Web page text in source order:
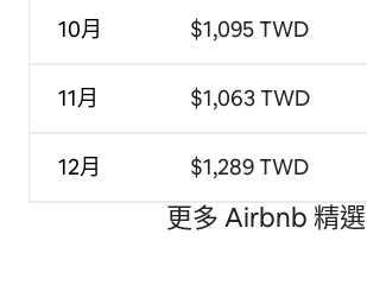
10月
11月
12月
$1,095 TWD
$1,063 TWD
$1,289 TWD
更多 Airbnb 精選